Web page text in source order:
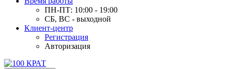
ПН-ПТ: 10:00 - 19:00
СБ, ВС - выходной
Клиент-центр
Регистрация
Авторизация